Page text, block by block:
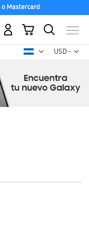
o Mastercard
USD -
dólar
Mi carrito